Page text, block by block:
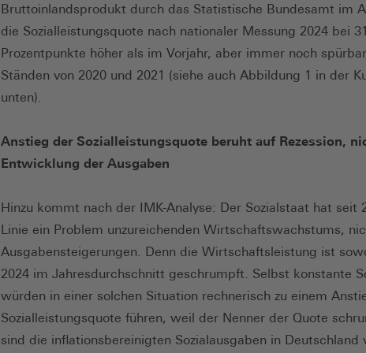
Bruttoinlandsprodukt durch das Statistische Bundesamt im
die Sozialleistungsquote nach nationaler Messung 2024 bei
Prozentpunkte höher als im Vorjahr, aber immer noch
Ständen von 2020 und 2021 (siehe auch Abbildung 1 in der
unten).
Anstieg der Sozialleistungsquote beruht auf Rezession,
Entwicklung der Ausgaben
Hinzu kommt nach der IMK-Analyse: Der Sozialstaat hat seit
Linie ein Problem unzureichenden Wirtschaftswachstums,
Ausgabensteigerungen. Denn die Wirtschaftsleistung ist
2024 im Jahresdurchschnitt geschrumpft. Selbst konstante
würden in einer solchen Situation rechnerisch zu einem
Sozialleistungsquote führen, weil der Nenner der Quote
sind die inflationsbereinigten Sozialausgaben in Deutschland